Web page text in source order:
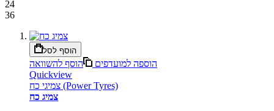
24
36
הוסף לסל
הוספה למועדפים
הוסף להשוואה
Quickview
צמיגי כח (Power Tyres)
צמיג כח